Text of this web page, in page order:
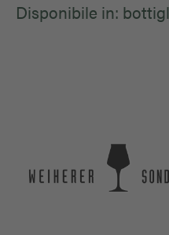
Disponibile in: